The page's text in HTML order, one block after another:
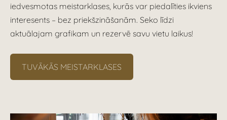
iedvesmotas meistarklases, kurās var piedalīties ikviens
interesents – bez priekšzināšanām. Seko līdzi
aktuālajam grafikam un rezervē savu vietu laikus!
TUVĀKĀS MEISTARKLASES